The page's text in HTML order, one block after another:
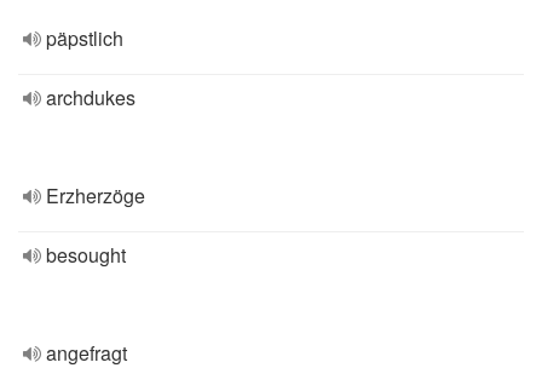
päpstlich
archdukes
Erzherzöge
besought
angefragt